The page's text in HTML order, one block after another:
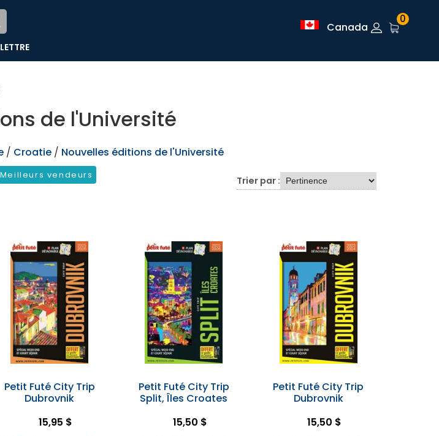
Canada
0
de l'Université
/ Croatie / Nouvelles éditions de l'Université
Meilleurs vendeurs Trier par :
Petit Futé City Trip
Dubrovnik
15,95 $
Petit Futé City Trip
Split, Îles Croates
15,50 $
Petit Futé City Trip
Dubrovnik
15,50 $